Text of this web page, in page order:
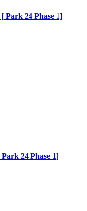
Park 24 Phase 1]
24 Phase 1]